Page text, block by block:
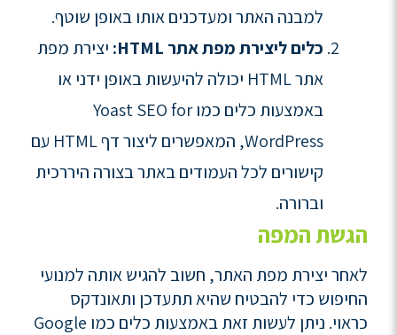
למבנה האתר ומעדכנים אותו באופן שוטף.
כלים ליצירת מפת אתר HTML:
יצירת מפת
אתר HTML יכולה להיעשות באופן ידני או
באמצעות כלים כמו Yoast SEO for
WordPress, המאפשרים ליצור דף HTML עם
קישורים לכל העמודים באתר בצורה היררכית
וברורה.
הגשת המפה
לאחר יצירת מפת האתר, חשוב להגיש אותה למנועי
החיפוש כדי להבטיח שהיא תתעדכן ותאונדקס
כראוי. ניתן לעשות זאת באמצעות כלים כמו Google